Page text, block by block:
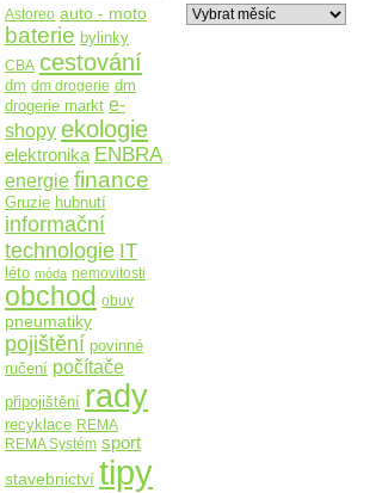
Astoreo auto - moto
baterie bylinky
CBA cestování
dm dm drogerie dm
drogerie markt e-
shopy ekologie
elektronika ENBRA
energie finance
Gruzie hubnutí
informační
technologie IT
léto móda nemovitosti
obchod obuv
pneumatiky
pojištění povinné
ručení počítače
připojištění rady
recyklace REMA
REMA Systém sport
stavebnictví tipy
Archiv